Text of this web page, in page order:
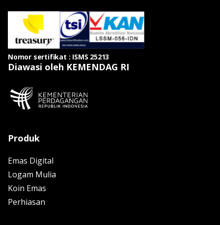
Nomor sertifikat : ISMS 25213
Diawasi oleh KEMENDAG RI
Produk
Emas Digital
Logam Mulia
Koin Emas
Perhiasan